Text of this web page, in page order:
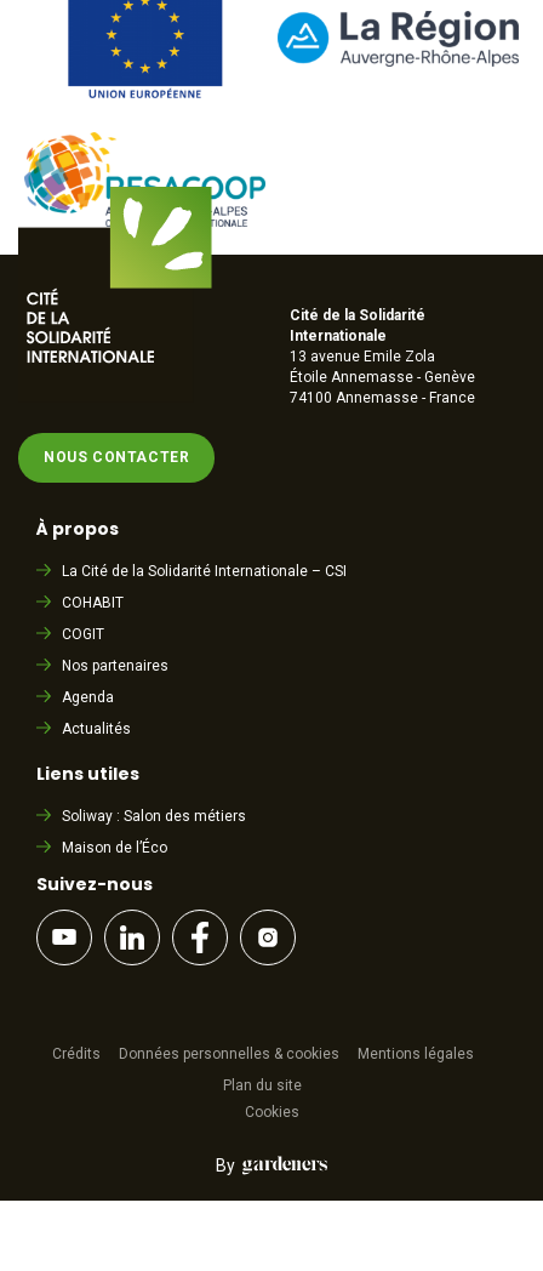
NOUS CONTACTER
Cité de la Solidarité
Internationale
13 avenue Emile Zola
Étoile Annemasse - Genève
74100 Annemasse - France
À propos
La Cité de la Solidarité Internationale – CSI
COHABIT
COGIT
Nos partenaires
Agenda
Actualités
Liens utiles
Soliway : Salon des métiers
Maison de l’Éco
Suivez-nous
Crédits Données personnelles & cookies
Mentions légales
Plan du site
Cookies
By